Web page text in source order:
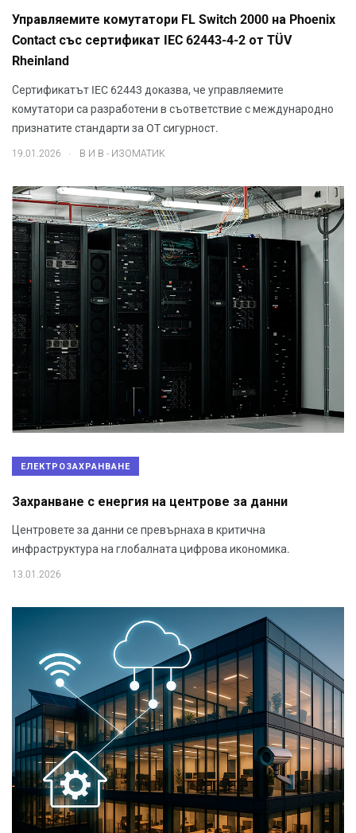
Управляeмите комутатори FL Switch 2000 на Phoenix
Contact със сертификат IEC 62443-4-2 от TÜV
Rheinland
Сертификатът IEC 62443 доказва, че управляемите
комутатори са разработени в съответствие с международно
признатите стандарти за OT сигурност.
19.01.2026 В И В - ИЗОМАТИК
ЕЛЕКТРОЗАХРАНВАНЕ
Захранване с енергия на центрове за данни
Центровете за данни се превърнаха в критична
инфраструктура на глобалната цифрова икономика.
13.01.2026